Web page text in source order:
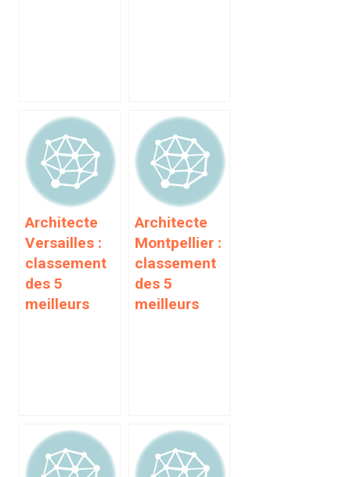
Architecte
Versailles :
classement
des 5
meilleurs
Architecte
Montpellier :
classement
des 5
meilleurs